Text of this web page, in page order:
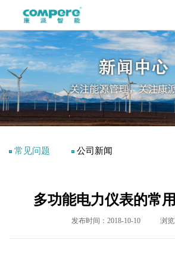
常见问题 公司新闻
多功能电力仪表的常
发布时间：2018-10-10 浏览